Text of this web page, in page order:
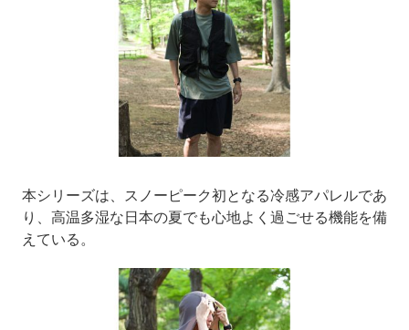
本シリーズは、スノーピーク初となる冷感アパレルであ
り、高温多湿な日本の夏でも心地よく過ごせる機能を備
えている。